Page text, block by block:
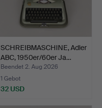
SCHREIBMASCHINE, Adler
ABC, 1950er/60er Ja…
Beendet 2. Aug 2026
1 Gebot
32 USD